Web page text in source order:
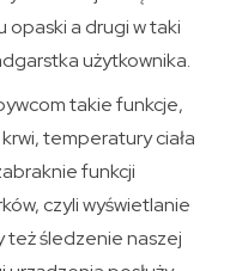
a drugi w taki
użytkownika.
takie funkcje,
temperatury ciała
funkcji
czyli wyświetlanie
śledzenie naszej